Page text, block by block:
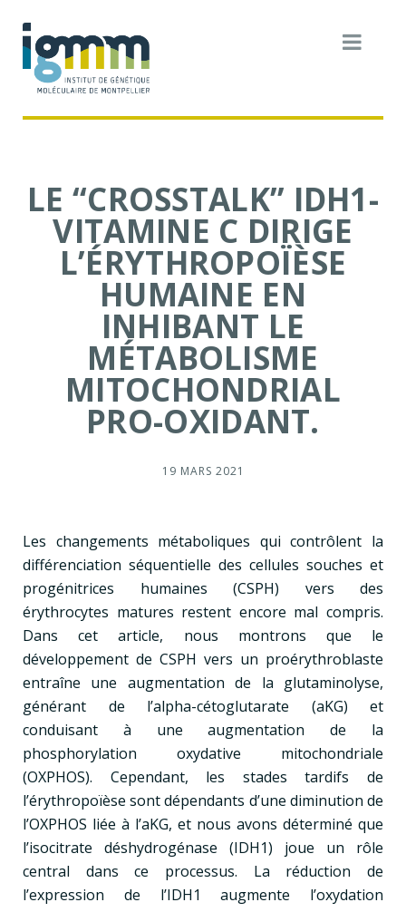
LE “CROSSTALK” IDH1-
VITAMINE C DIRIGE
L’ÉRYTHROPOÏÈSE
HUMAINE EN
INHIBANT LE
MÉTABOLISME
MITOCHONDRIAL
PRO-OXIDANT.
19 MARS 2021
Les changements métaboliques qui contrôlent la
différenciation séquentielle des cellules souches et
progénitrices humaines (CSPH) vers des
érythrocytes matures restent encore mal compris.
Dans cet article, nous montrons que le
développement de CSPH vers un proérythroblaste
entraîne une augmentation de la glutaminolyse,
générant de l’alpha-cétoglutarate (aKG) et
conduisant à une augmentation de la
phosphorylation oxydative mitochondriale
(OXPHOS). Cependant, les stades tardifs de
l’érythropoïèse sont dépendants d’une diminution de
l’OXPHOS liée à l’aKG, et nous avons déterminé que
l’isocitrate déshydrogénase (IDH1) joue un rôle
central dans ce processus. La réduction de
l’expression de l’IDH1 augmente l’oxydation